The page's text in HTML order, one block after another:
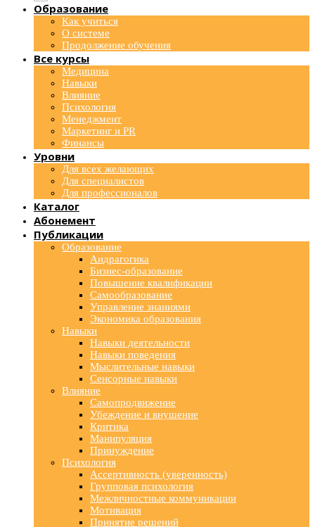
Образование
Как учиться
О системе
Продолжение обучения
Все курсы
Медицина
Навыки
Влияние
Психология
Менеджмент
Маркетинг и PR
Финансы
Уровни
Для всех желающих
Для специалистов
Для профессионалов
Каталог
Абонемент
Публикации
Образование
Андрагогика
Бизнес-образование
Повышение квалификации
Самообразование
Управление знаниями
Экономика образования
Навыки
Навыки деятельности
Навыки поведения
Мыслительные навыки
Сенсорные навыки
Влияние
Самопродвижение
Убеждение и внушение
Критика
Манипуляция
Принуждение
Психология
Ассертивность (уверенность)
Групповая психология
Межличностные коммуникации
Мотивация
Принятие решений